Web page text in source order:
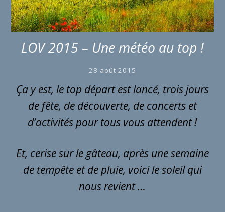
LOV 2015 – Une météo au top !
28 août 2015
Ça y est, le top départ est lancé, trois jours
de fête, de découverte, de concerts et
d’activités pour tous vous attendent !
Et, cerise sur le gâteau, après une semaine
de tempête et de pluie, voici le soleil qui
nous revient …